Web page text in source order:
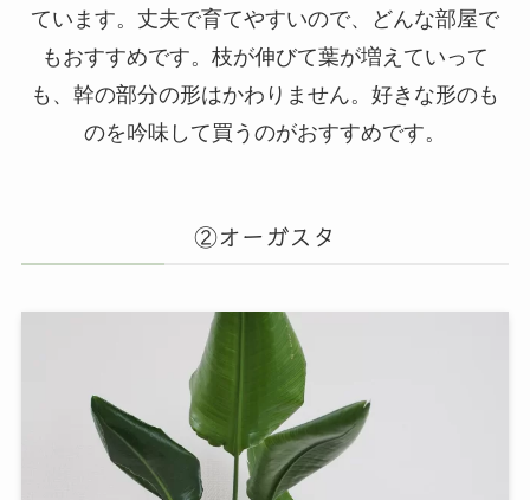
ています。丈夫で育てやすいので、どんな部屋で
もおすすめです。枝が伸びて葉が増えていって
も、幹の部分の形はかわりません。好きな形のも
のを吟味して買うのがおすすめです。
②オーガスタ